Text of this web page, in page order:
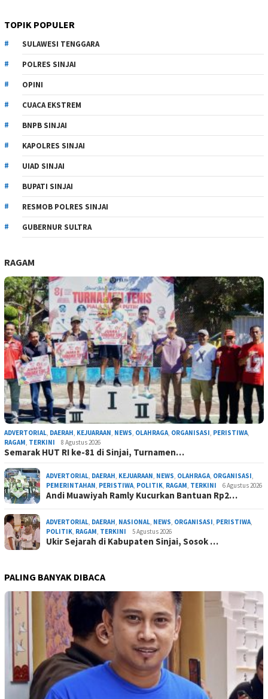
TOPIK POPULER
SULAWESI TENGGARA
POLRES SINJAI
OPINI
CUACA EKSTREM
BNPB SINJAI
KAPOLRES SINJAI
UIAD SINJAI
BUPATI SINJAI
RESMOB POLRES SINJAI
GUBERNUR SULTRA
RAGAM
ADVERTORIAL, DAERAH, KEJUARAAN, NEWS, OLAHRAGA, ORGANISASI, PERISTIWA,
RAGAM, TERKINI 8 Agustus 2026
Semarak HUT RI ke-81 di Sinjai, Turnamen…
ADVERTORIAL, DAERAH, KEJUARAAN, NEWS, OLAHRAGA, ORGANISASI,
PEMERINTAHAN, PERISTIWA, POLITIK, RAGAM, TERKINI 6 Agustus 2026
Andi Muawiyah Ramly Kucurkan Bantuan Rp2…
ADVERTORIAL, DAERAH, NASIONAL, NEWS, ORGANISASI, PERISTIWA,
POLITIK, RAGAM, TERKINI 5 Agustus 2026
Ukir Sejarah di Kabupaten Sinjai, Sosok …
PALING BANYAK DIBACA